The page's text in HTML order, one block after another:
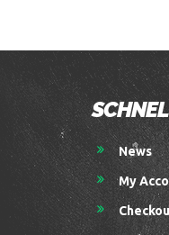
News
My